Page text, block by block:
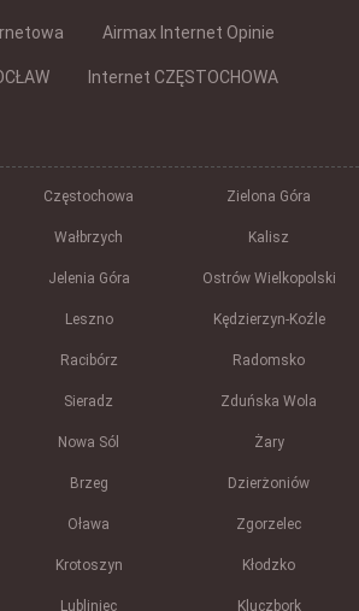
Airmax Internet Opinie
Internet CZĘSTOCHOWA
Częstochowa Zielona Góra
Wałbrzych Kalisz
Jelenia Góra Ostrów Wielkopolski
Leszno Kędzierzyn-Koźle
Racibórz Radomsko
Sieradz Zduńska Wola
Nowa Sól Żary
Brzeg Dzierżoniów
Oława Zgorzelec
Krotoszyn Kłodzko
Lubliniec Kluczbork